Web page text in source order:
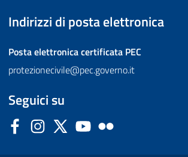
Indirizzi di posta elettronica
Posta elettronica certificata PEC
protezionecivile@pec.governo.it
Seguici su
FacebookInstagram
Twitter YouTube